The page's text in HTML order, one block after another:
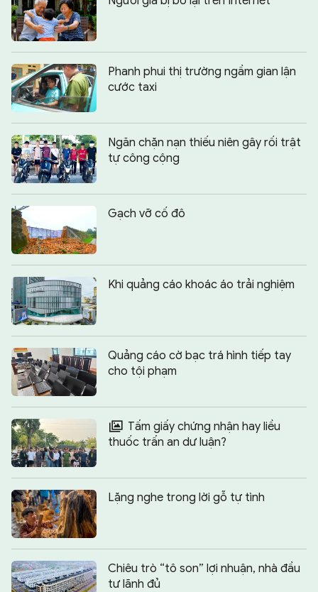
Phanh phui thị trường ngầm gian lận
cước taxi
Ngăn chặn nạn thiếu niên gây rối trật
tự công cộng
Gạch vỡ cố đô
Khi quảng cáo khoác áo trải nghiệm
Quảng cáo cờ bạc trá hình tiếp tay
cho tội phạm
Tấm giấy chứng nhận hay liều
thuốc trấn an dư luận?
Lặng nghe trong lời gỗ tự tình
Chiêu trò “tô son” lợi nhuận, nhà đầu
tư lãnh đủ